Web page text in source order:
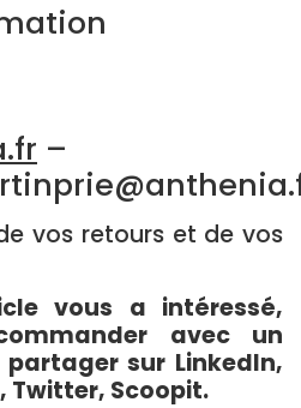
–
vos retours et de vos
vous a intéressé,
avec un
partager sur LinkedIn,
Twitter, Scoopit.